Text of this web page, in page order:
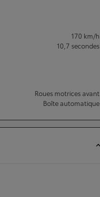
170 km/h
10,7 secondes
Roues motrices avant
Boîte automatique